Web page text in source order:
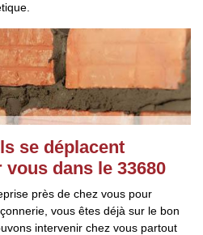
se déplacent
dans le 33680
près de chez vous pour
vous êtes déjà sur le bon
intervenir chez vous partout